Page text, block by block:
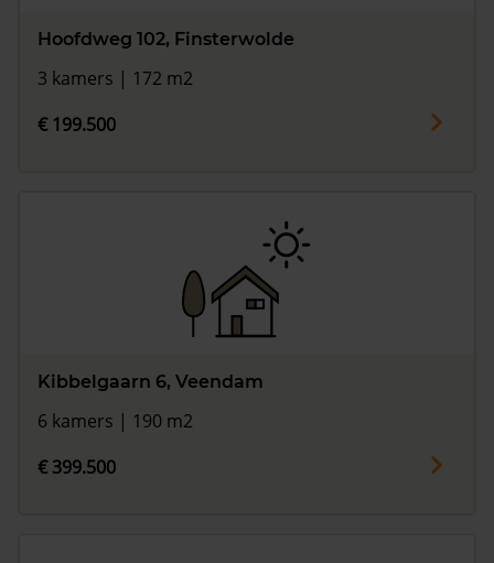
Hoofdweg 102, Finsterwolde
3 kamers | 172 m2
€ 199.500
Kibbelgaarn 6, Veendam
6 kamers | 190 m2
€ 399.500